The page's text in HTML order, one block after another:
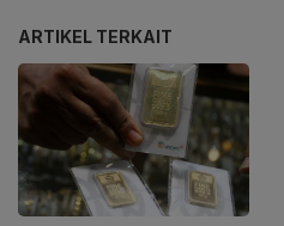
ARTIKEL TERKAIT